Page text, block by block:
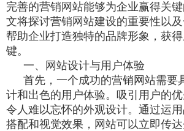
完善的营销网站能够为企业赢得关
文将探讨营销网站建设的重要性以及
帮助企业打造独特的品牌形象，获
键。
一、网站设计与用户体验
首先，一个成功的营销网站需要
计和出色的用户体验。吸引用户的
令人难以忘怀的外观设计。通过运
搭配和视觉效果，网站可以立即传